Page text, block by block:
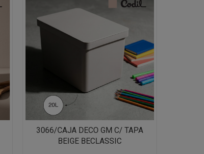
3066/CAJA DECO GM C/ TAPA
BEIGE BECLASSIC